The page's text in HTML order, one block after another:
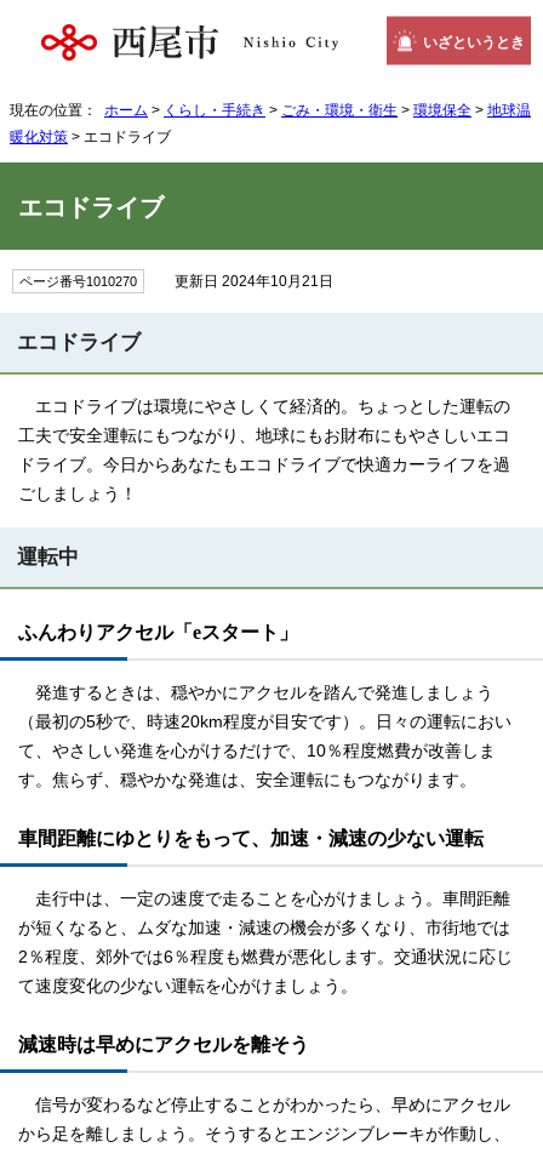
いざというとき
現在の位置： ホーム > くらし・手続き > ごみ・環境・衛生 > 環境保全 > 地球温
暖化対策 > エコドライブ
エコドライブ
ページ番号1010270 更新日 2024年10月21日
エコドライブ
エコドライブは環境にやさしくて経済的。ちょっとした運転の
工夫で安全運転にもつながり、地球にもお財布にもやさしいエコ
ドライブ。今日からあなたもエコドライブで快適カーライフを過
ごしましょう！
運転中
ふんわりアクセル「eスタート」
発進するときは、穏やかにアクセルを踏んで発進しましょう
（最初の5秒で、時速20km程度が目安です）。日々の運転におい
て、やさしい発進を心がけるだけで、10％程度燃費が改善しま
す。焦らず、穏やかな発進は、安全運転にもつながります。
車間距離にゆとりをもって、加速・減速の少ない運転
走行中は、一定の速度で走ることを心がけましょう。車間距離
が短くなると、ムダな加速・減速の機会が多くなり、市街地では
2％程度、郊外では6％程度も燃費が悪化します。交通状況に応じ
て速度変化の少ない運転を心がけましょう。
減速時は早めにアクセルを離そう
信号が変わるなど停止することがわかったら、早めにアクセル
から足を離しましょう。そうするとエンジンブレーキが作動し、